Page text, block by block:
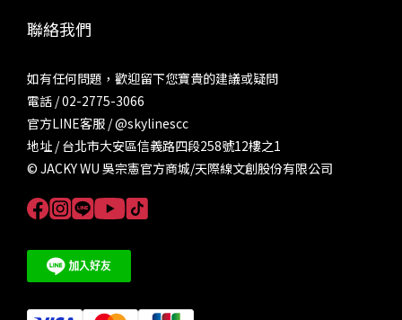
聯絡我們
如有任何問題，歡迎留下您寶貴的建議或疑問
電話 / 02-2775-3066
官方LINE客服 /@skylinescc
地址 / 台北市大安區信義路四段258號12樓之1
© JACKY WU 吳宗憲官方商城/天際線文創股份有限公司